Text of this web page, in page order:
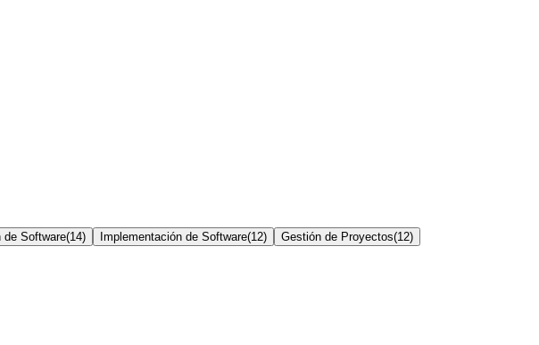
de Software(14) Implementación de Software(12) Gestión de Proyectos(12)